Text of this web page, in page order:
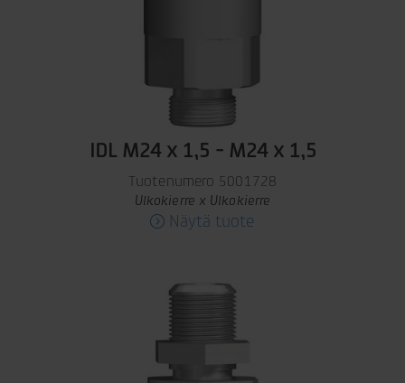
IDL M24 x 1,5 - M24 x 1,5
Tuotenumero 5001728
Ulkokierre x Ulkokierre
Näytä tuote